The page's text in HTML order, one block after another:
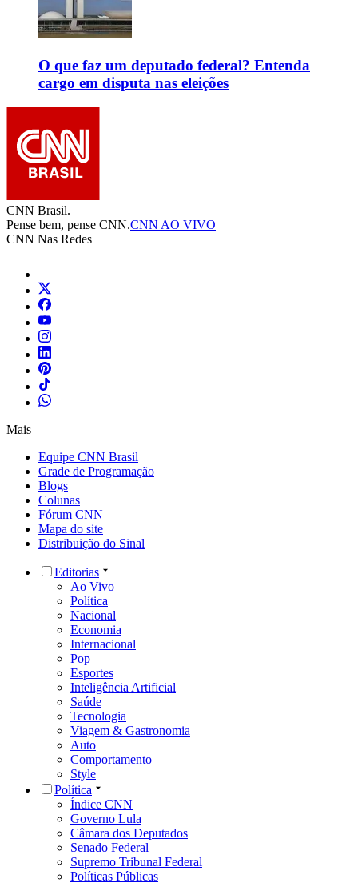
O que faz um deputado federal? Entenda
cargo em disputa nas eleições
CNN Brasil.
Pense bem, pense CNN.CNN AO VIVO
CNN Nas Redes
Mais
Equipe CNN Brasil
Grade de Programação
Blogs
Colunas
Fórum CNN
Mapa do site
Distribuição do Sinal
Editorias
Ao Vivo
Política
Nacional
Economia
Internacional
Pop
Esportes
Inteligência Artificial
Saúde
Tecnologia
Viagem & Gastronomia
Auto
Comportamento
Style
Política
Índice CNN
Governo Lula
Câmara dos Deputados
Senado Federal
Supremo Tribunal Federal
Políticas Públicas